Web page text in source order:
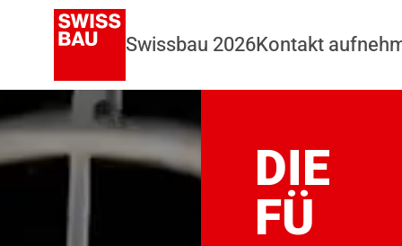
Swissbau 2026Kontakt
DIE
FÜ